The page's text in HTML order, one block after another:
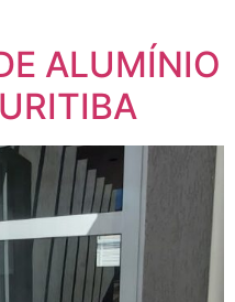
ALUMÍNIO